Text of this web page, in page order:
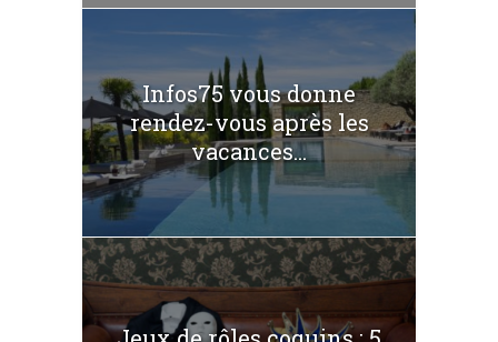
Infos75 vous donne
rendez-vous après les
vacances...